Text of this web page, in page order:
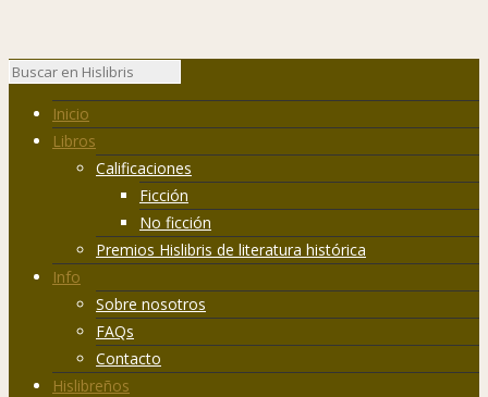
Inicio
Libros
Calificaciones
Ficción
No ficción
Premios Hislibris de literatura histórica
Info
Sobre nosotros
FAQs
Contacto
Hislibreños